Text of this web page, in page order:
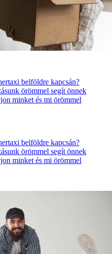
belföldre kapcsán?
örömmel segít önnek
minket és mi örömmel
belföldre kapcsán?
örömmel segít önnek
minket és mi örömmel